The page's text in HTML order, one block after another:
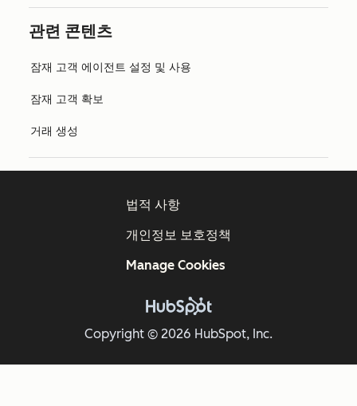
관련 콘텐츠
잠재 고객 에이전트 설정 및 사용
잠재 고객 확보
거래 생성
Copyright © 2026 HubSpot, Inc.
법적 사항
개인정보 보호정책
Manage Cookies